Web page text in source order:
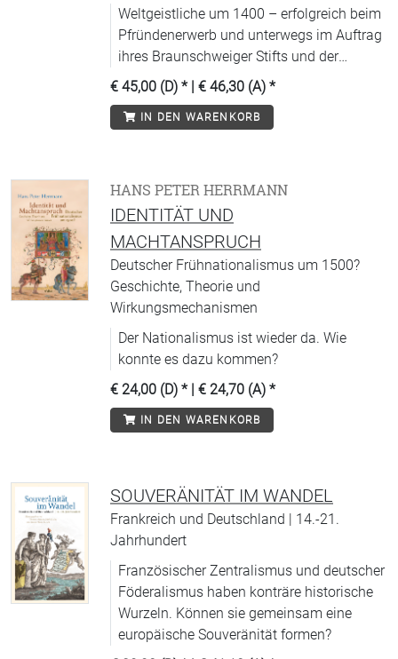
Weltgeistliche um 1400 – erfolgreich beim
Pfründenerwerb und unterwegs im Auftrag
ihres Braunschweiger Stifts und der
welfischen Landesherren.
€ 45,00 (D) * | € 46,30 (A) *
IN DEN WARENKORB
HANS PETER HERRMANN
IDENTITÄT UND
MACHTANSPRUCH
Deutscher Frühnationalismus um 1500?
Geschichte, Theorie und
Wirkungsmechanismen
Der Nationalismus ist wieder da. Wie
konnte es dazu kommen?
€ 24,00 (D) * | € 24,70 (A) *
IN DEN WARENKORB
SOUVERÄNITÄT IM WANDEL
Frankreich und Deutschland | 14.-21.
Jahrhundert
Französischer Zentralismus und deutscher
Föderalismus haben konträre historische
Wurzeln. Können sie gemeinsam eine
europäische Souveränität formen?